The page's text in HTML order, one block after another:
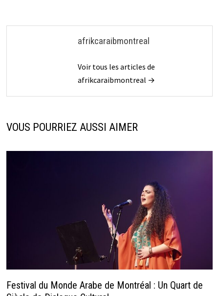
afrikcaraibmontreal
Voir tous les articles de
afrikcaraibmontreal →
VOUS POURRIEZ AUSSI AIMER
Festival du Monde Arabe de Montréal : Un Quart de